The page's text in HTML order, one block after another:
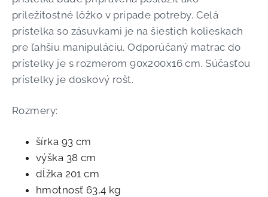
príležitostné lôžko v prípade potreby. Celá
prístelka so zásuvkami je na šiestich kolieskach
pre ľahšiu manipuláciu. Odporúčaný matrac do
prístelky je s rozmerom 90x200x16 cm. Súčasťou
prístelky je doskový rošt.
Rozmery:
šírka 93 cm
výška 38 cm
dĺžka 201 cm
hmotnosť 63,4 kg